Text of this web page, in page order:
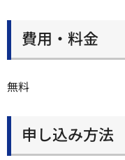
費用・料金
無料
申し込み方法